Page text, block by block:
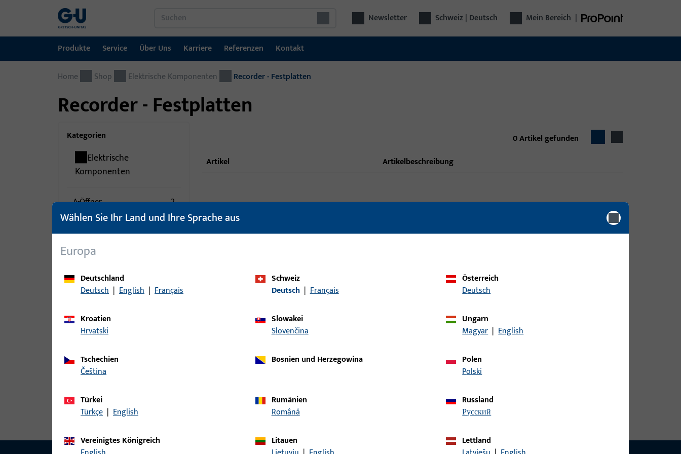
Newsletter Schweiz | Deutsch Mein Bereich |
Produkte
Produkte
Fenstertechnik
Automatische Eingangsysteme
Montagematerial
Service
Service
Downloadportal
Über Uns
Über Uns
GU-Gruppe weltweit
Karriere
Karriere
Jobportal
Referenzen
Referenzen
Kontakt
Kontakt
Home Shop Elektrische Komponenten Recorder - Festplatten
Recorder - Festplatten
Kategorien
Elektrische
Komponenten
A-Öffner
2
E-Öffner
39
Elektrotechnische
Bauteile
8
Getriebe-Motor
Lesegeräte
4
Sensoren
Türspion
Zubehör elektrisch
Artikel gefunden
Artikel
Artikelbeschreibung
Wählen Sie Ihr Land und Ihre Sprache aus
Europa
Deutschland
Deutsch | English | Français
Schweiz
Deutsch | Français
Österreich
Deutsch
Kroatien
Hrvatski
Slowakei
Slovenčina
Ungarn
Magyar | English
Tschechien
čeština
Bosnien und Herzegowina
Polen
Polski
Türkei
Türkçe | English
Rumänien
Română
Russland
русский
Vereinigtes Königreich
Litauen
Lettland